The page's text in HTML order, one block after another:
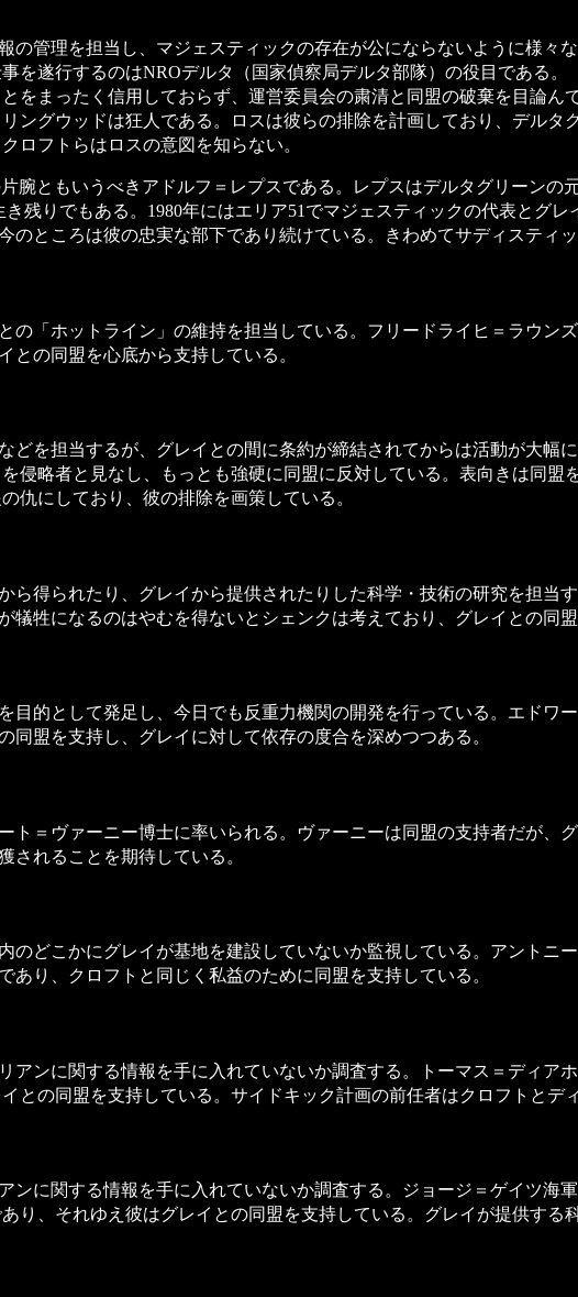
管理を担当し、マジェスティックの存在が公にならないように様々
を遂行するのはNROデルタ（国家偵察局デルタ部隊）の役目である
をまったく信用しておらず、運営委員会の粛清と同盟の破棄を目論ん
ングウッドは狂人である。ロスは彼らの排除を計画しており、デルタ
ロフトらはロスの意図を知らない。
腕ともいうべきアドルフ＝レプスである。レプスはデルタグリーンの
残りでもある。1980年にはエリア51でマジェスティックの代表とグ
のところは彼の忠実な部下であり続けている。きわめてサディスティッ
「ホットライン」の維持を担当している。フリードライヒ＝ラウン
との同盟を心底から支持している。
を担当するが、グレイとの間に条約が締結されてからは活動が大幅
侵略者と見なし、もっとも強硬に同盟に反対している。表向きは同盟
仇にしており、彼の排除を画策している。
得られたり、グレイから提供されたりした科学・技術の研究を担当
犠牲になるのはやむを得ないとシェンクは考えており、グレイとの同盟
的として発足し、今日でも反重力機関の開発を行っている。エドワ
盟を支持し、グレイに対して依存の度合を深めつつある。
＝ヴァーニー博士に率いられる。ヴァーニーは同盟の支持者だが、
されることを期待している。
どこかにグレイが基地を建設していないか監視している。アントニ
あり、クロフトと同じく私益のために同盟を支持している。
ンに関する情報を手に入れていないか調査する。トーマス＝ディア
との同盟を支持している。サイドキック計画の前任者はクロフトとデ
に関する情報を手に入れていないか調査する。ジョージ＝ゲイツ海
り、それゆえ彼はグレイとの同盟を支持している。グレイが提供する